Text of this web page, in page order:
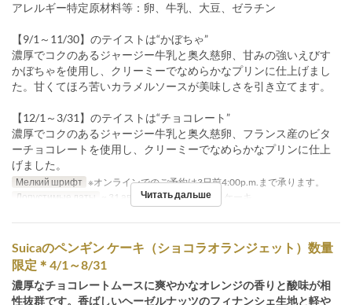
アレルギー特定原材料等：卵、牛乳、大豆、ゼラチン
【9/1～11/30】のテイストは“かぼちゃ”
濃厚でコクのあるジャージー牛乳と奥久慈卵、甘みの強いえびす
かぼちゃを使用し、クリーミーでなめらかなプリンに仕上げまし
た。甘くてほろ苦いカラメルソースが美味しさを引き立てます。
【12/1～3/31】のテイストは“チョコレート”
濃厚でコクのあるジャージー牛乳と奥久慈卵、フランス産のビタ
ーチョコレートを使用し、クリーミーでなめらかなプリンに仕上
げました。
Мелкий шрифт ※オンラインでのご予約は3日前4:00p.m.まで承ります。
Допустимые даты
~ 31 авг. Категория места ケーキ
Читать дальше
Suicaのペンギン ケーキ（ショコラオランジェット）数量
限定＊4/1～8/31
濃厚なチョコレートムースに爽やかなオレンジの香りと酸味が相
性抜群です。香ばしいヘーゼルナッツのフィナンシェ生地と軽や